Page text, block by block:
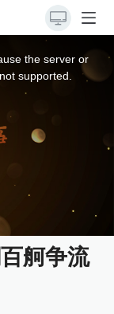
the server or
supported.
舸争流